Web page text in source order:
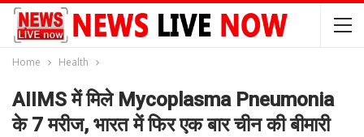
Home Health
AIIMS में मिले Mycoplasma Pneumonia
के 7 मरीज, भारत में फिर एक बार चीन की बीमारी